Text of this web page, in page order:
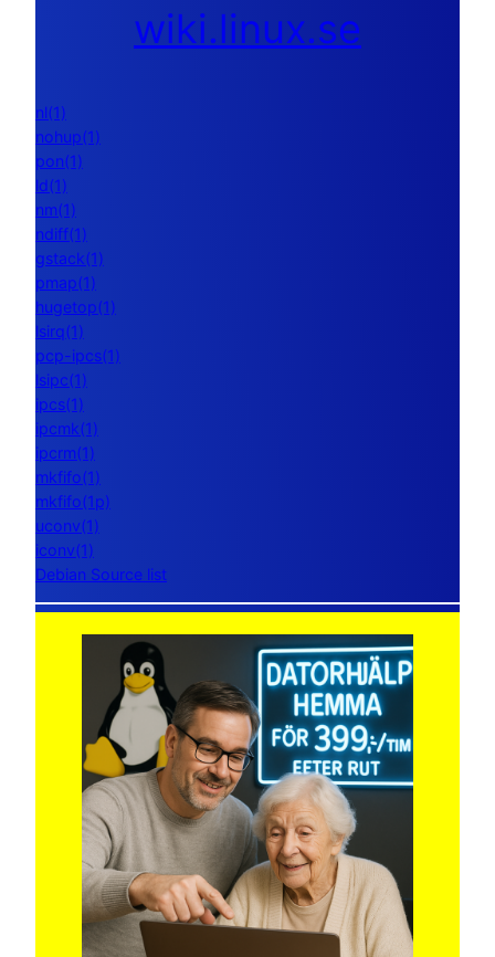
wiki.linux.se
nl(1)
nohup(1)
pon(1)
ld(1)
nm(1)
ndiff(1)
gstack(1)
pmap(1)
hugetop(1)
lsirq(1)
pcp-ipcs(1)
lsipc(1)
ipcs(1)
ipcmk(1)
ipcrm(1)
mkfifo(1)
mkfifo(1p)
uconv(1)
iconv(1)
Debian Source list